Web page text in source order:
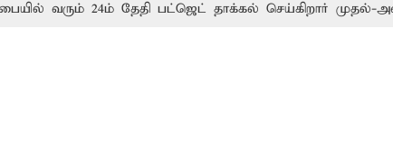
24ம் தேதி பட்ஜெட் தாக்கல் செய்கிறார் முதல்-அமைச்சர்